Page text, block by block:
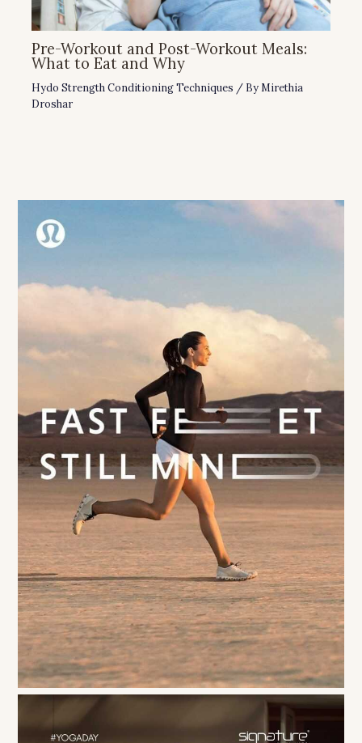
Pre-Workout and Post-Workout Meals:
What to Eat and Why
Hydo Strength Conditioning Techniques / By Mirethia
Droshar